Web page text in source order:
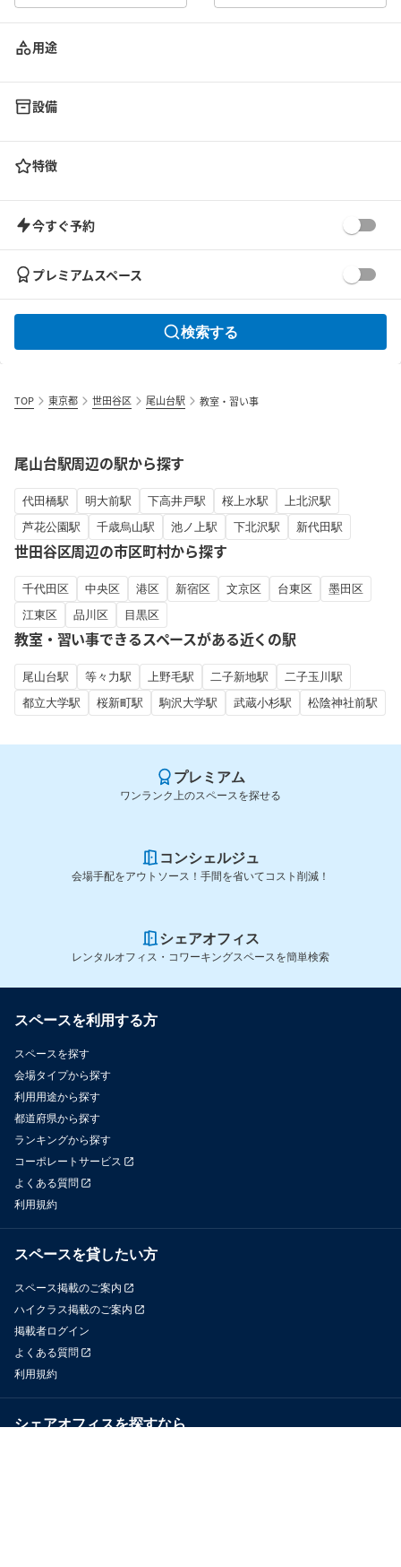
用途
設備
特徴
今すぐ予約
プレミアムスペース
検索する
TOP 東京都 世田谷区 尾山台駅 教室・習い事
尾山台駅周辺の駅から探す
代田橋駅 明大前駅 下高井戸駅 桜上水駅
上北沢駅
芦花公園駅
千歳烏山駅 池ノ上駅 下北沢駅 新代田駅
世田谷区周辺の市区町村から探す
千代田区 中央区 港区 新宿区 文京区 台東区
墨田区
江東区
品川区 目黒区
教室・習い事できるスペースがある近くの駅
尾山台駅 等々力駅 上野毛駅 二子新地駅
二子玉川駅
都立大学駅
桜新町駅 駒沢大学駅 武蔵小杉駅 松陰神社前駅
プレミアム
ワンランク上のスペースを探せる
コンシェルジュ
会場手配をアウトソース！手間を省いてコスト削減！
シェアオフィス
レンタルオフィス・コワーキングスペースを簡単検索
スペースを利用する方
スペースを探す
会場タイプから探す
利用用途から探す
都道府県から探す
ランキングから探す
コーポレートサービス
よくある質問
利用規約
スペースを貸したい方
スペース掲載のご案内
ハイクラス掲載のご案内
掲載者ログイン
よくある質問
利用規約
シェアオフィスを探すなら